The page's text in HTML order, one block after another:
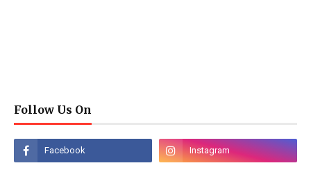
Follow Us On